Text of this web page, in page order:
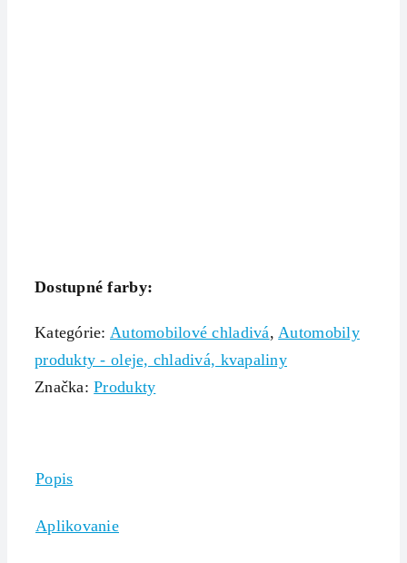
Dostupné farby:
Kategórie: Automobilové chladivá,Automobily
produkty - oleje, chladivá, kvapaliny
Značka:Produkty
Popis
Aplikovanie